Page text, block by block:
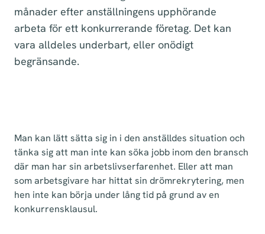
månader efter anställningens upphörande
arbeta för ett konkurrerande företag. Det kan
vara alldeles underbart, eller onödigt
begränsande.
Man kan lätt sätta sig in i den anställdes situation och
tänka sig att man inte kan söka jobb inom den bransch
där man har sin arbetslivserfarenhet. Eller att man
som arbetsgivare har hittat sin drömrekrytering, men
hen inte kan börja under lång tid på grund av en
konkurrensklausul.